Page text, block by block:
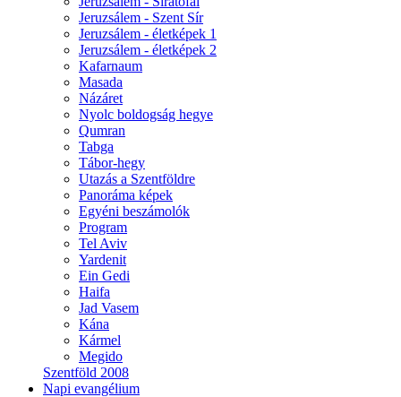
Jeruzsálem - Szent Sír
Jeruzsálem - életképek 1
Jeruzsálem - életképek 2
Kafarnaum
Masada
Názáret
Nyolc boldogság hegye
Qumran
Tabga
Tábor-hegy
Utazás a Szentföldre
Panoráma képek
Egyéni beszámolók
Program
Tel Aviv
Yardenit
Ein Gedi
Haifa
Jad Vasem
Kána
Kármel
Megido
Szentföld 2008
Napi evangélium